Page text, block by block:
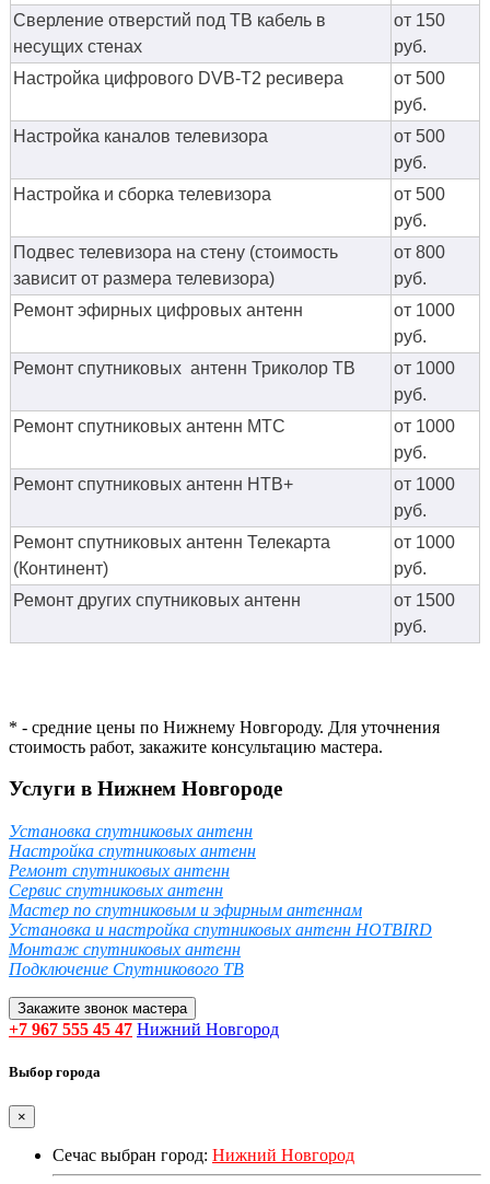
Сверление отверстий под ТВ кабель в
несущих стенах
от 150
руб.
Настройка цифрового DVB-T2 ресивера
от 500
руб.
Настройка каналов телевизора
от 500
руб.
Настройка и сборка телевизора
от 500
руб.
Подвес телевизора на стену (стоимость
зависит от размера телевизора)
от 800
руб.
Ремонт эфирных цифровых антенн
от 1000
руб.
Ремонт спутниковых антенн Триколор ТВ
от 1000
руб.
Ремонт спутниковых антенн МТС
от 1000
руб.
Ремонт спутниковых антенн НТВ+
от 1000
руб.
Ремонт спутниковых антенн Телекарта
(Континент)
от 1000
руб.
Ремонт других спутниковых антенн
от 1500
руб.
* - средние цены по Нижнему Новгороду. Для уточнения
стоимость работ, закажите консультацию мастера.
Услуги в Нижнем Новгороде
Установка спутниковых антенн
Настройка спутниковых антенн
Ремонт спутниковых антенн
Сервис спутниковых антенн
Мастер по спутниковым и эфирным антеннам
Установка и настройка спутниковых антенн HOTBIRD
Монтаж спутниковых антенн
Подключение Спутникового ТВ
Закажите звонок мастера
+7 967 555 45 47 Нижний Новгород
Выбор города
×
Сечас выбран город: Нижний Новгород